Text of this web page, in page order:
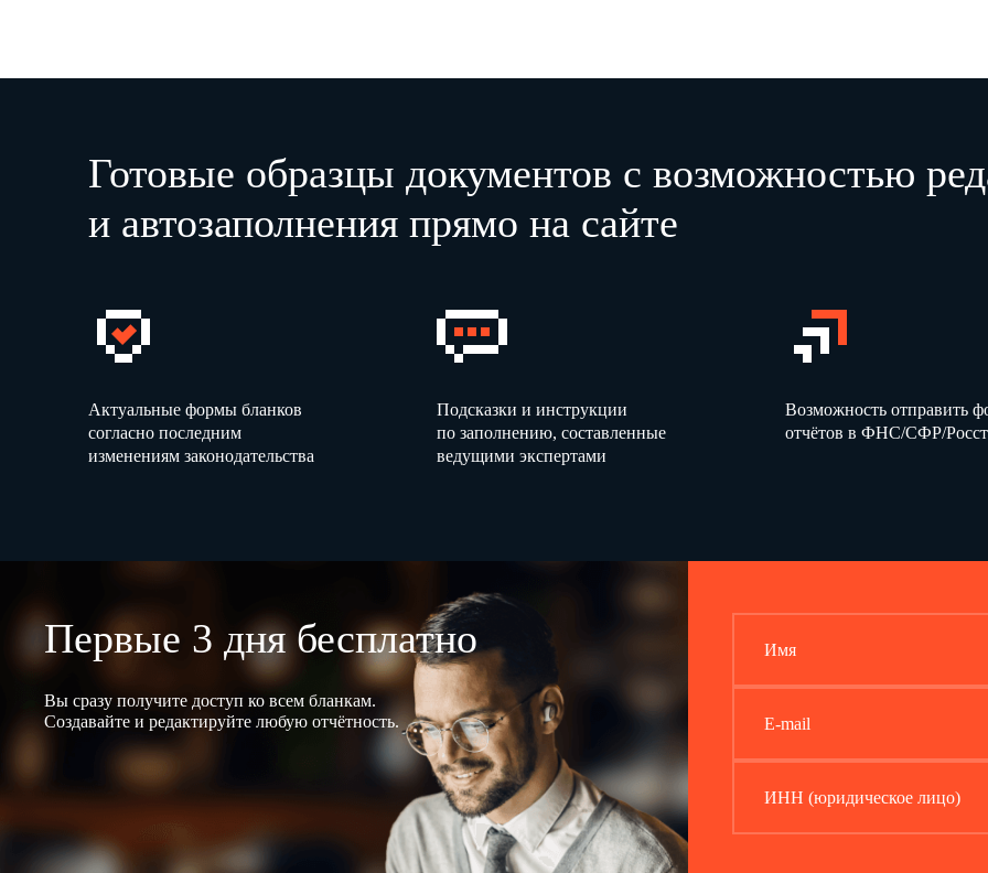
Готовые образцы документов с возможностью
и автозаполнения прямо на сайте
Актуальные формы бланков
согласно последним
изменениям законодательства
Подсказки и инструкции
по заполнению, составленные
ведущими экспертами
Возможность отправить
отчётов в ФНС/СФР/
Первые 3 дня бесплатно
Вы сразу получите доступ ко всем бланкам.
Создавайте и редактируйте любую отчётность.
Имя
E-mail
ИНН (юридическое лицо)